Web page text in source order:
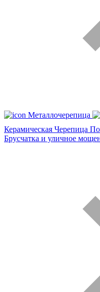
Металлочерепица
Керамическая Черепица
Брусчатка и уличное